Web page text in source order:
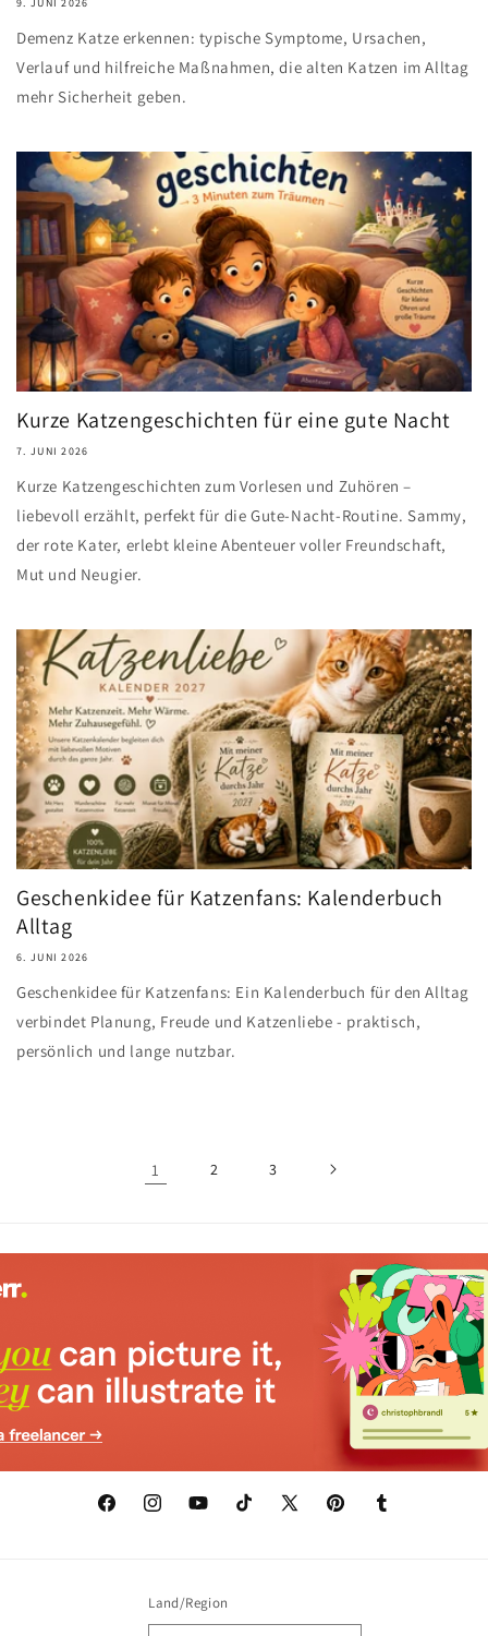
Demenz Katze erkennen: typische Symptome, Ursachen,
Verlauf und hilfreiche Maßnahmen, die alten Katzen im Alltag
mehr Sicherheit geben.
Kurze Katzengeschichten für eine gute Nacht
7. JUNI 2026
Kurze Katzengeschichten zum Vorlesen und Zuhören –
liebevoll erzählt, perfekt für die Gute-Nacht-Routine. Sammy,
der rote Kater, erlebt kleine Abenteuer voller Freundschaft,
Mut und Neugier.
Geschenkidee für Katzenfans: Kalenderbuch
Alltag
6. JUNI 2026
Geschenkidee für Katzenfans: Ein Kalenderbuch für den Alltag
verbindet Planung, Freude und Katzenliebe - praktisch,
persönlich und lange nutzbar.
1 2 3
FacebookInstagramYouTubeTikTok
X
PinterestTumblr
Land/Region